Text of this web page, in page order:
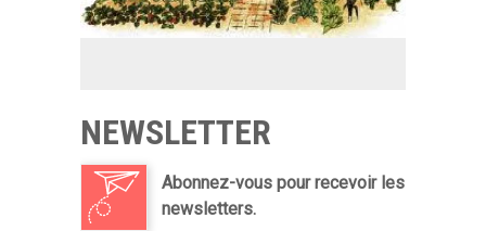
NEWSLETTER
Abonnez-vous pour recevoir les
newsletters.